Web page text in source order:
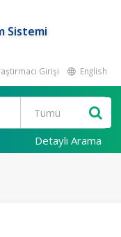
Sistemi
Girişi English
Detaylı Arama